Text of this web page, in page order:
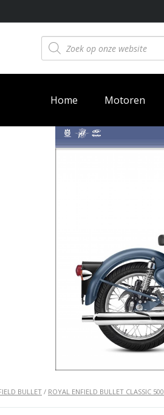
Producten
zoeken
Home Motoren
BULLET / ROYAL ENFIELD BULLET CLASSIC